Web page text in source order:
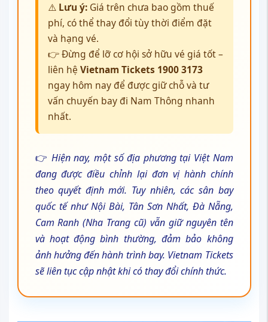
⚠️ Lưu ý:Giá trên chưa bao gồm thuế
phí, có thể thay đổi tùy thời điểm đặt
và hạng vé.
👉 Đừng để lỡ cơ hội sở hữu vé giá tốt –
liên hệ Vietnam Tickets 1900 3173
ngay hôm nay để được giữ chỗ và tư
vấn chuyến bay đi Nam Thông nhanh
nhất.
👉 Hiện nay, một số địa phương tại Việt Nam
đang được điều chỉnh lại đơn vị hành chính
theo quyết định mới. Tuy nhiên, các sân bay
quốc tế như Nội Bài, Tân Sơn Nhất, Đà Nẵng,
Cam Ranh (Nha Trang cũ) vẫn giữ nguyên tên
và hoạt động bình thường, đảm bảo không
ảnh hưởng đến hành trình bay. Vietnam Tickets
sẽ liên tục cập nhật khi có thay đổi chính thức.